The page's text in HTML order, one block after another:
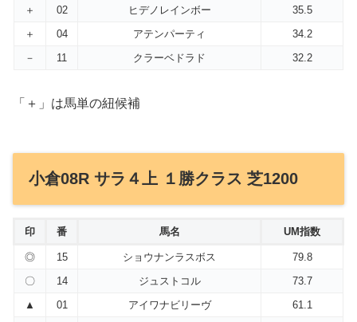
＋
02 ヒデノレインボー
35.5
＋
04 アテンパーティ
34.2
－
11 クラーベドラド 32.2
「＋」は馬単の紐候補
小倉08R サラ４上 １勝クラス 芝1200
印 番 馬名 UM指数
◎ 15 ショウナンラスボス
79.8
〇
14 ジュストコル
73.7
▲
01 アイワナビリーヴ
61.1